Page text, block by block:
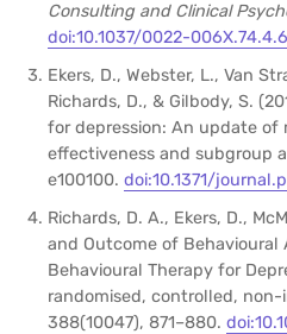
Consulting and Clinical
doi:10.1037/0022-
Ekers, D., Webster, L., Van
Richards, D., & Gilbody, S.
for depression: An update of
effectiveness and subgroup
e100100. doi:10.1371/
Richards, D. A., Ekers, D.,
and Outcome of
Behavioural Therapy for
randomised, controlled,
388(10047), 871–880.